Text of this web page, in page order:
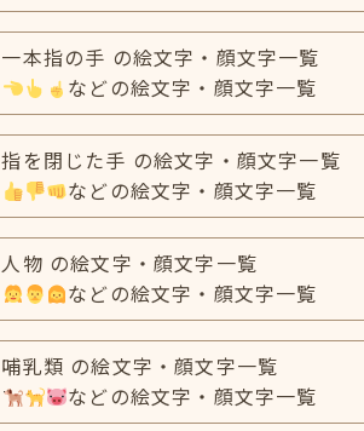
一本指の手 の絵文字・顔文字一覧
などの絵文字・顔文字一覧
指を閉じた手 の絵文字・顔文字一覧
などの絵文字・顔文字一覧
人物 の絵文字・顔文字一覧
などの絵文字・顔文字一覧
哺乳類 の絵文字・顔文字一覧
などの絵文字・顔文字一覧